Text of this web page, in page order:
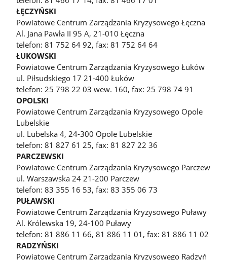
ŁĘCZYŃSKI
Powiatowe Centrum Zarządzania Kryzysowego Łęczna
Al. Jana Pawła II 95 A, 21-010 Łęczna
telefon: 81 752 64 92, fax: 81 752 64 64
ŁUKOWSKI
Powiatowe Centrum Zarządzania Kryzysowego Łuków
ul. Piłsudskiego 17 21-400 Łuków
telefon: 25 798 22 03 wew. 160, fax: 25 798 74 91
OPOLSKI
Powiatowe Centrum Zarządzania Kryzysowego Opole
Lubelskie
ul. Lubelska 4, 24-300 Opole Lubelskie
telefon: 81 827 61 25, fax: 81 827 22 36
PARCZEWSKI
Powiatowe Centrum Zarządzania Kryzysowego Parczew
ul. Warszawska 24 21-200 Parczew
telefon: 83 355 16 53, fax: 83 355 06 73
PUŁAWSKI
Powiatowe Centrum Zarządzania Kryzysowego Puławy
Al. Królewska 19, 24-100 Puławy
telefon: 81 886 11 66, 81 886 11 01, fax: 81 886 11 02
RADZYŃSKI
Powiatowe Centrum Zarządzania Kryzysowego Radzyń